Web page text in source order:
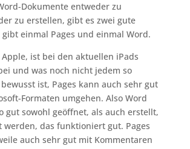
Dokumente entweder zu
zu erstellen, gibt es zwei gute
gibt einmal Pages und einmal Word.
Apple, ist bei den aktuellen iPads
und was noch nicht jedem so
ist, Pages kann auch sehr gut
Formaten umgehen. Also Word
gut sowohl geöffnet, als auch erstellt,
werden, das funktioniert gut. Pages
auch sehr gut mit Kommentaren